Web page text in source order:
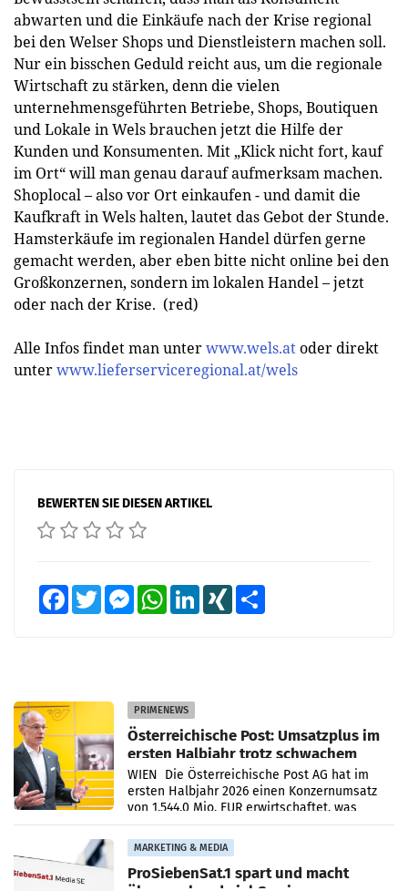
abwarten und die Einkäufe nach der Krise regional
bei den Welser Shops und Dienstleistern machen soll.
Nur ein bisschen Geduld reicht aus, um die regionale
Wirtschaft zu stärken, denn die vielen
unternehmensgeführten Betriebe, Shops, Boutiquen
und Lokale in Wels brauchen jetzt die Hilfe der
Kunden und Konsumenten. Mit „Klick nicht fort, kauf
im Ort“ will man genau darauf aufmerksam machen.
Shoplocal – also vor Ort einkaufen - und damit die
Kaufkraft in Wels halten, lautet das Gebot der Stunde.
Hamsterkäufe im regionalen Handel dürfen gerne
gemacht werden, aber eben bitte nicht online bei den
Großkonzernen, sondern im lokalen Handel – jetzt
oder nach der Krise. (red)
Alle Infos findet man unterwww.wels.atoder direkt
unterwww.lieferserviceregional.at/wels
BEWERTEN SIE DIESEN ARTIKEL
FacebookTwitter MessengerWhatsAppLinkedInXING
PRIMENEWS
Österreichische Post: Umsatzplus im
ersten Halbjahr trotz schwachem
Briefgeschäft
WIEN Die Österreichische Post AG hat im
ersten Halbjahr 2026 einen Konzernumsatz
von 1.544,0 Mio. EUR erwirtschaftet, was
einem Plus von 3,8 Prozent gegenüber dem
Vergleichszeitraum
MARKETING & MEDIA
ProSiebenSat.1 spart und macht